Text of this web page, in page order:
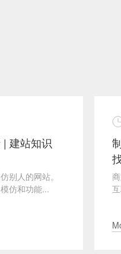
建站知识
别人的网站。
仿和功能...